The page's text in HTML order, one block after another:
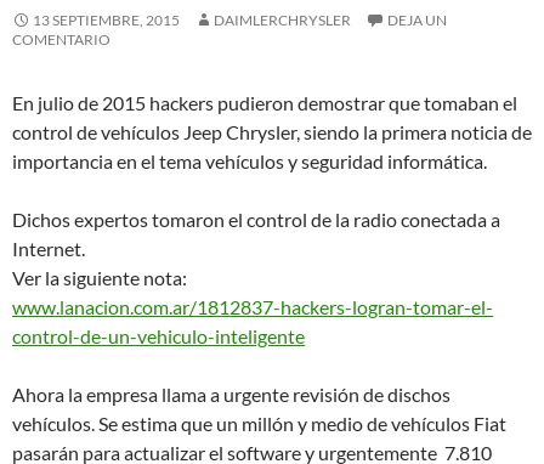
13 SEPTIEMBRE, 2015 DAIMLERCHRYSLER
DEJA UN
COMENTARIO
En julio de 2015 hackers pudieron demostrar que tomaban el
control de vehículos Jeep Chrysler, siendo la primera noticia de
importancia en el tema vehículos y seguridad informática.
Dichos expertos tomaron el control de la radio conectada a
Internet.
Ver la siguiente nota:
www.lanacion.com.ar/1812837-hackers-logran-tomar-el-
control-de-un-vehiculo-inteligente
Ahora la empresa llama a urgente revisión de dischos
vehículos. Se estima que un millón y medio de vehículos Fiat
pasarán para actualizar el software y urgentemente 7.810